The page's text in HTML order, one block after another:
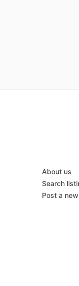
About us
Search
Post a